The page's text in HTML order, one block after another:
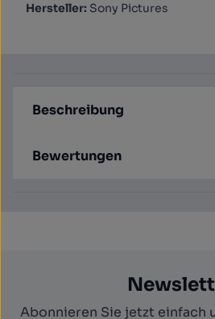
Hersteller: Sony Pictures
Beschreibung
Bewertungen
Abonnieren Sie jetzt einfach